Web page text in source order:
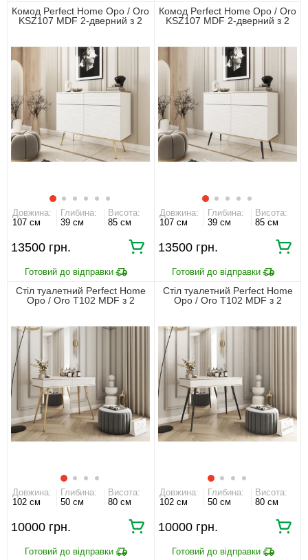
Комод Perfect Home Оро / Oro
KSZ107 MDF 2-дверний з 2
Довжина:
107 см
Глибина:
39 см
Висота:
85 см
13500 грн.
Комод Perfect Home Оро / Oro
KSZ107 MDF 2-дверний з 2
Довжина:
107 см
Глибина:
39 см
Висота:
85 см
13500 грн.
Стіл туалетний Perfect Home
Оро / Oro T102 MDF з 2
Довжина:
102 см
Глибина:
50 см
Висота:
80 см
10000 грн.
Стіл туалетний Perfect Home
Оро / Oro T102 MDF з 2
Довжина:
102 см
Глибина:
50 см
Висота:
80 см
10000 грн.